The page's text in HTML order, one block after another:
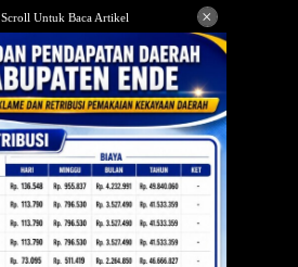
Scroll Untuk Baca Artikel ×